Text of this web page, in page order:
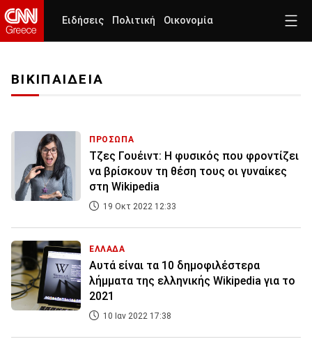
Ειδήσεις Πολιτική Οικονομία
ΒΙΚΙΠΑΙΔΕΙΑ
ΠΡΟΣΩΠΑ
Τζες Γουέιντ: Η φυσικός που φροντίζει
να βρίσκουν τη θέση τους οι γυναίκες
στη Wikipedia
19 Οκτ 2022 12:33
ΕΛΛΑΔΑ
Αυτά είναι τα 10 δημοφιλέστερα
λήμματα της ελληνικής Wikipedia για το
2021
10 Ιαν 2022 17:38